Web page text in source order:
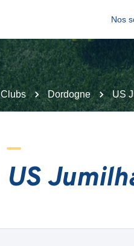
Nos
Clubs Dordogne US
US